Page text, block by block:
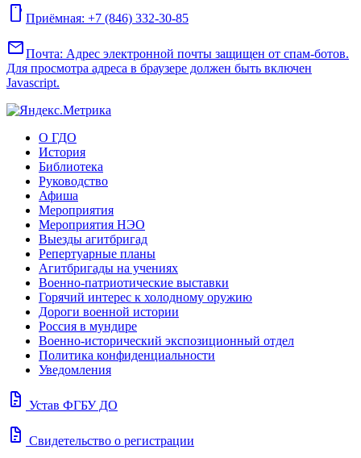
mobile Приёмная: +7 (846) 332-30-85
mailПочта: Адрес электронной почты защищен от спам-ботов.
Для просмотра адреса в браузере должен быть включен
Javascript.
О ГДО
История
Библиотека
Руководство
Афиша
Мероприятия
Мероприятия НЭО
Выезды агитбригад
Репертуарные планы
Агитбригады на учениях
Военно-патриотические выставки
Горячий интерес к холодному оружию
Дороги военной истории
Россия в мундире
Военно-исторический экспозиционный отдел
Политика конфиденциальности
Уведомления
docs Устав ФГБУ ДО
docs Свидетельство о регистрации